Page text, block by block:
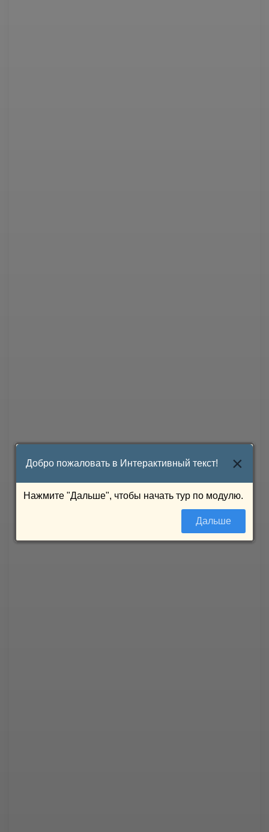
Добро пожаловать в Интерактивный текст! ×
Нажмите "Дальше", чтобы начать тур по модулю.
Дальше